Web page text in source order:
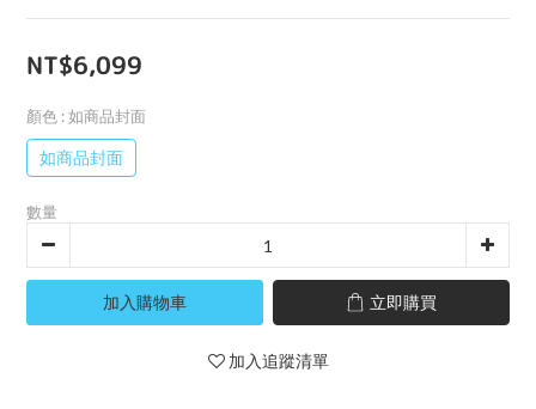
NT$6,099
顏色 : 如商品封面
如商品封面
數量
加入購物車 立即購買
加入追蹤清單